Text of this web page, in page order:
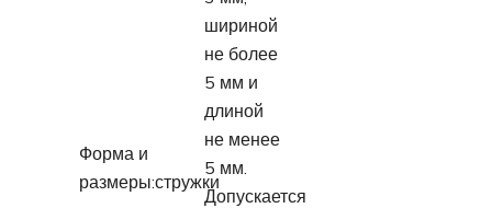
Форма и
размеры:стружки
шириной
не более
5 мм и
длиной
не менее
5 мм.
Допускается